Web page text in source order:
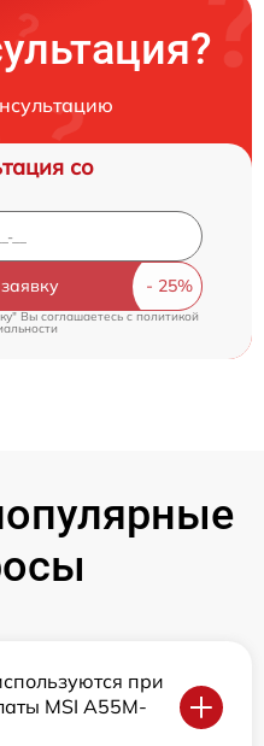
со
Вы соглашаетесь c политикой
при
MSI A55M-